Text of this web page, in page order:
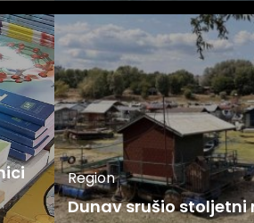
Region
Dunav srušio stoljetni